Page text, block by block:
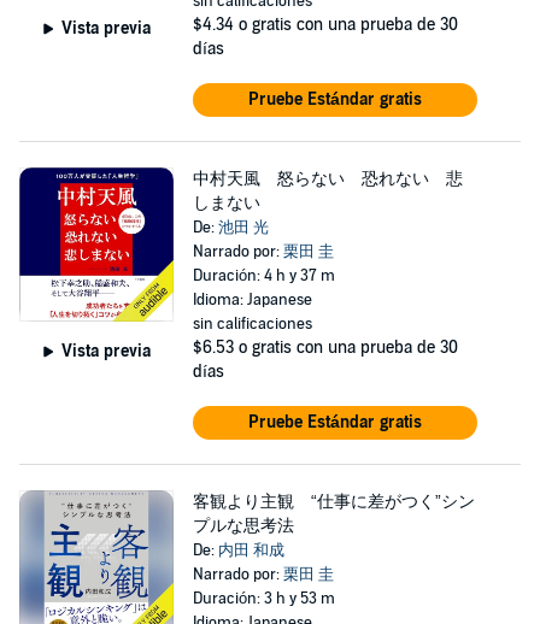
Vista previa $4.34 o gratis con una prueba de 30
días
Pruebe Estándar gratis
Vista previa
中村天風 怒らない 恐れない 悲
しまない
De:池田 光
Narrado por:栗田 圭
Duración: 4 h y 37 m
Idioma: Japanese
sin calificaciones
$6.53 o gratis con una prueba de 30
días
Pruebe Estándar gratis
客観より主観 “仕事に差がつく”シン
プルな思考法
De: 内田 和成
Narrado por:栗田 圭
Duración: 3 h y 53 m